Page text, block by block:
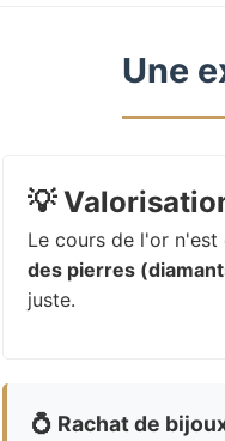
Une
💡
Le cours de l'or
des pierres
juste.
💍 Rachat de